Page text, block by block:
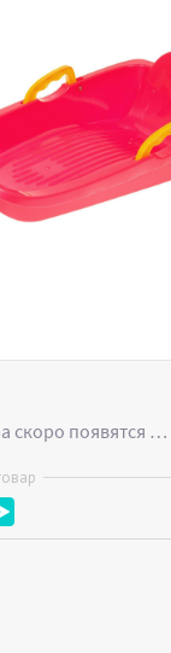
скоро появятся …